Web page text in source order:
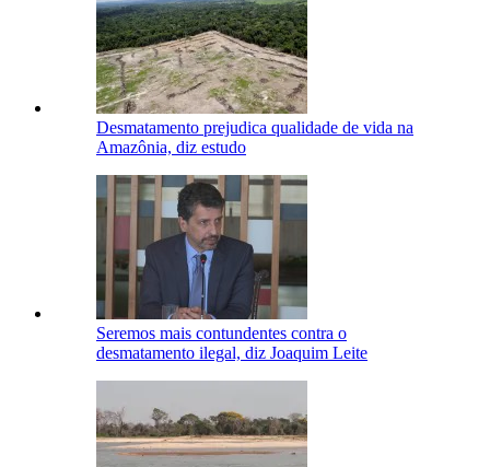
Desmatamento prejudica qualidade de vida na
Amazônia, diz estudo
Seremos mais contundentes contra o
desmatamento ilegal, diz Joaquim Leite